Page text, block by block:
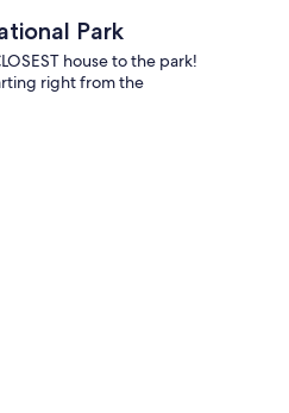
Park
house to the park!
right from the
for families to